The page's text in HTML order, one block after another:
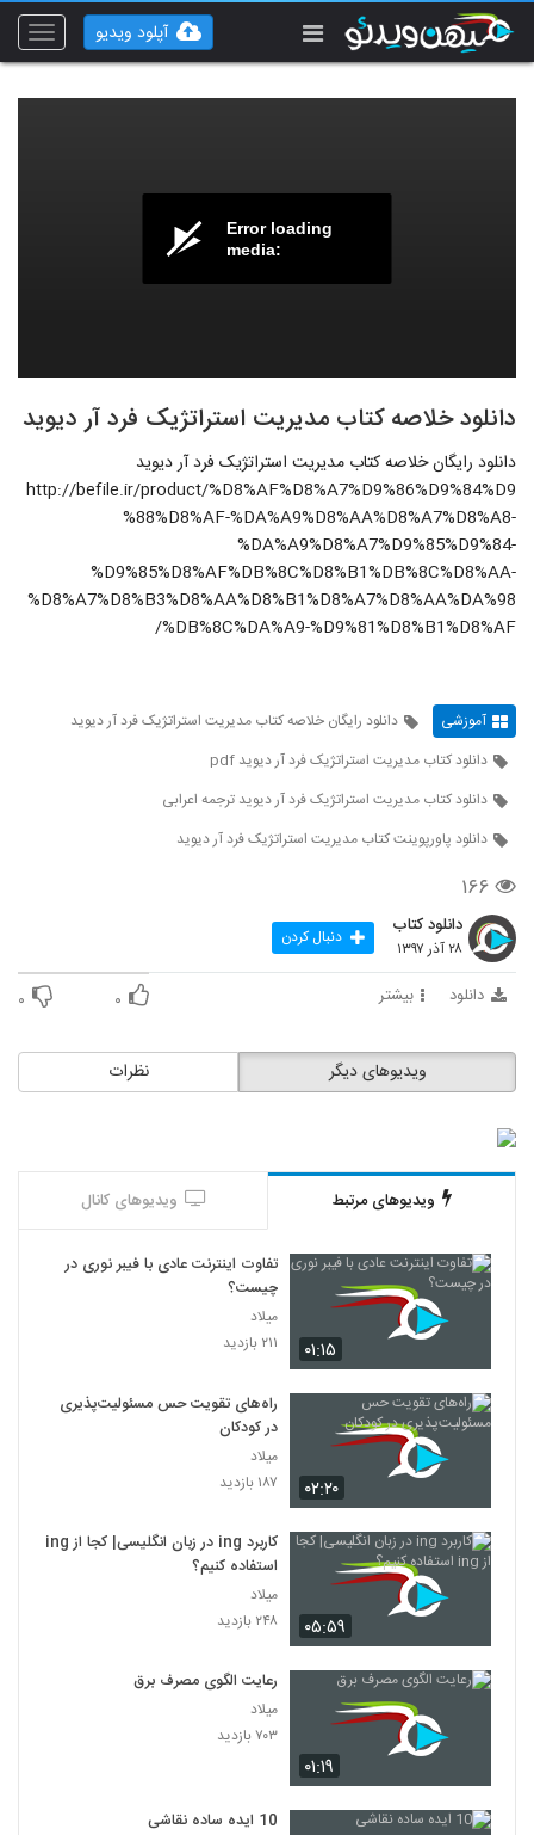
Toggle
آپلود ویدیو
Error loading
media:
دانلود خلاصه کتاب مدیریت استراتژیک فرد آر دیوید
دانلود رایگان خلاصه کتاب مدیریت استراتژیک فرد آر دیوید
http://befile.ir/product/%D8%AF%D8%A7%D9%86%D9%84%D9
%88%D8%AF-%DA%A9%D8%AA%D8%A7%D8%A8-
%DA%A9%D8%A7%D9%85%D9%84-
%D9%85%D8%AF%DB%8C%D8%B1%DB%8C%D8%AA-
%D8%A7%D8%B3%D8%AA%D8%B1%D8%A7%D8%AA%DA%98
%DB%8C%DA%A9-%D9%81%D8%B1%D8%AF/
آموزشی
دانلود رایگان خلاصه کتاب مدیریت استراتژیک فرد آر دیوید
دانلود کتاب مدیریت استراتژیک فرد آر دیوید pdf
دانلود کتاب مدیریت استراتژیک فرد آر دیوید ترجمه اعرابی
دانلود پاورپوینت کتاب مدیریت استراتژیک فرد آر دیوید
۱۶۶
دانلود کتاب
۲۸ آذر ۱۳۹۷ دنبال کردن
دانلود بیشتر ۰ ۰
نظرات ویدیوهای دیگر
ویدیوهای مرتبط ویدیوهای کانال
۰۱:۱۵
تفاوت اینترنت عادی با فیبر نوری در
چیست؟
میلاد
۲۱۱ بازدید
۰۲:۲۰
راه‌های تقویت حس مسئولیت‌پذیری
در کودکان
میلاد
۱۸۷ بازدید
۰۵:۵۹
کاربرد ing در زبان انگلیسی| کجا از ing
استفاده کنیم؟
میلاد
۲۴۸ بازدید
۰۱:۱۹
رعایت الگوی مصرف برق
میلاد
۷۰۳ بازدید
10 ایده ساده نقاشی